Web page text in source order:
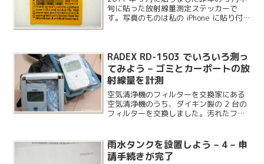
旬に貼った放射線量測定ステッカーで
す。写真のものは私の iPhone に貼り付け
RADEX RD-1503 でいろいろ測っ
てみよう – ゴミとカーポートの放
射線量を計測
空気清浄機のフィルターを交換家にある
空気清浄機のうち、ダイキン製の 2 台の
フィルターを交換しました。汚れたフィ
に高いということはありませんでした。
雨水タンクを設置しよう – 4 – 申
請手続きが完了